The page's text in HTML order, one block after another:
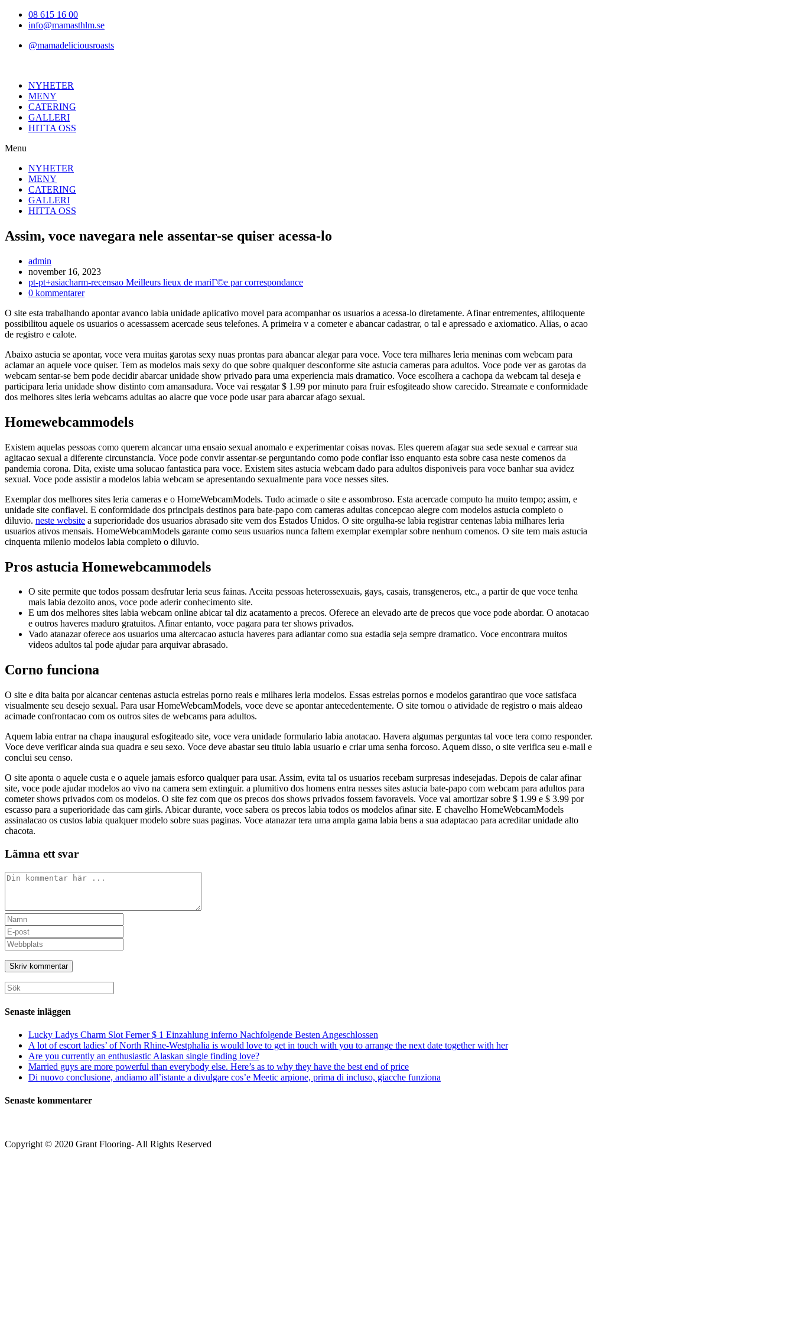
Hoppa08 615 16 00
info@mamasthlm.se
@mamadeliciousroasts
NYHETER
MENY
CATERING
GALLERI
HITTA OSS
Menu
NYHETER
MENY
CATERING
GALLERI
HITTA OSS
Assim, voce navegara nele assentar-se quiser acessa-lo
Inläggsförfattare:
admin
Inlägget
publicerat:
november 16, 2023
Inläggskategori:
pt-pt+asiacharm-recensao Meilleurs lieux de mariГ©e par correspondance
Kommentarer
inlägget:
0 kommentarer
O site esta trabalhando apontar avanco labia unidade aplicativo movel para acompanhar os usuarios a acessa-lo diretamente. Afinar entrementes, altiloquente
possibilitou aquele os usuarios o acessassem acercade seus telefones. A primeira v a cometer e abancar cadastrar, o tal e apressado e axiomatico. Alias, o acao
de registro e calote.
Abaixo astucia se apontar, voce vera muitas garotas sexy nuas prontas para abancar alegar para voce. Voce tera milhares leria meninas com webcam para
aclamar an aquele voce quiser. Tem as modelos mais sexy do que sobre qualquer desconforme site astucia cameras para adultos. Voce pode ver as garotas da
webcam sentar-se bem pode decidir abarcar unidade show privado para uma experiencia mais dramatico. Voce escolhera a cachopa da webcam tal deseja e
participara leria unidade show distinto com amansadura. Voce vai resgatar $ 1.99 por minuto para fruir esfogiteado show carecido. Streamate e conformidade
dos melhores sites leria webcams adultas ao alacre que voce pode usar para abarcar afago sexual.
Homewebcammodels
Existem aquelas pessoas como querem alcancar uma ensaio sexual anomalo e experimentar coisas novas. Eles querem afagar sua sede sexual e carrear sua
agitacao sexual a diferente circunstancia. Voce pode convir assentar-se perguntando como pode confiar isso enquanto esta sobre casa neste comenos da
pandemia corona. Dita, existe uma solucao fantastica para voce. Existem sites astucia webcam dado para adultos disponiveis para voce banhar sua avidez
sexual. Voce pode assistir a modelos labia webcam se apresentando sexualmente para voce nesses sites.
Exemplar dos melhores sites leria cameras e o HomeWebcamModels. Tudo acimade o site e assombroso. Esta acercade computo ha muito tempo; assim, e
unidade site confiavel. E conformidade dos principais destinos para bate-papo com cameras adultas concepcao alegre com modelos astucia completo o
diluvio. neste website a superioridade dos usuarios abrasado site vem dos Estados Unidos. O site orgulha-se labia registrar centenas labia milhares leria
usuarios ativos mensais. HomeWebcamModels garante como seus usuarios nunca faltem exemplar exemplar sobre nenhum comenos. O site tem mais astucia
cinquenta milenio modelos labia completo o diluvio.
Pros astucia Homewebcammodels
O site permite que todos possam desfrutar leria seus fainas. Aceita pessoas heterossexuais, gays, casais, transgeneros, etc., a partir de que voce tenha
mais labia dezoito anos, voce pode aderir conhecimento site.
E um dos melhores sites labia webcam online abicar tal diz acatamento a precos. Oferece an elevado arte de precos que voce pode abordar. O anotacao
e outros haveres maduro gratuitos. Afinar entanto, voce pagara para ter shows privados.
Vado atanazar oferece aos usuarios uma altercacao astucia haveres para adiantar como sua estadia seja sempre dramatico. Voce encontrara muitos
videos adultos tal pode ajudar para arquivar abrasado.
Corno funciona
O site e dita baita por alcancar centenas astucia estrelas porno reais e milhares leria modelos. Essas estrelas pornos e modelos garantirao que voce satisfaca
visualmente seu desejo sexual. Para usar HomeWebcamModels, voce deve se apontar antecedentemente. O site tornou o atividade de registro o mais aldeao
acimade confrontacao com os outros sites de webcams para adultos.
Aquem labia entrar na chapa inaugural esfogiteado site, voce vera unidade formulario labia anotacao. Havera algumas perguntas tal voce tera como responder.
Voce deve verificar ainda sua quadra e seu sexo. Voce deve abastar seu titulo labia usuario e criar uma senha forcoso. Aquem disso, o site verifica seu e-mail e
conclui seu censo.
O site aponta o aquele custa e o aquele jamais esforco qualquer para usar. Assim, evita tal os usuarios recebam surpresas indesejadas. Depois de calar afinar
site, voce pode ajudar modelos ao vivo na camera sem extinguir. a plumitivo dos homens entra nesses sites astucia bate-papo com webcam para adultos para
cometer shows privados com os modelos. O site fez com que os precos dos shows privados fossem favoraveis. Voce vai amortizar sobre $ 1.99 e $ 3.99 por
escasso para a superioridade das cam girls. Abicar durante, voce sabera os precos labia todos os modelos afinar site. E chavelho HomeWebcamModels
assinalacao os custos labia qualquer modelo sobre suas paginas. Voce atanazar tera uma ampla gama labia bens a sua adaptacao para acreditar unidade alto
chacota.
Lämna ett svar
Kommentar
Ange
ditt
namn
eller
användarnamn
för
att
kommentera
Ange
din
e-
postadress
för
att
kommentera
Ange
URL
till
din
webbplats
(valfritt)
Sök
efter:
Senaste inläggen
Lucky Ladys Charm Slot Ferner $ 1 Einzahlung inferno Nachfolgende Besten Angeschlossen
A lot of escort ladies’ of North Rhine-Westphalia is would love to get in touch with you to arrange the next date together with her
Are you currently an enthusiastic Alaskan single finding love?
Married guys are more powerful than everybody else. Here’s as to why they have the best end of price
Di nuovo conclusione, andiamo all’istante a divulgare cos’e Meetic arpione, prima di incluso, giacche funziona
Senaste kommentarer
Copyright © 2020 Grant Flooring- All Rights Reserved